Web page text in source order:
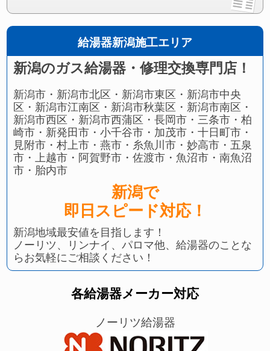
給湯器新潟施工エリア
新潟のガス給湯器・修理交換専門店！
新潟市・新潟市北区・新潟市東区・新潟市中央
区・新潟市江南区・新潟市秋葉区・新潟市南区・
新潟市西区・新潟市西蒲区・長岡市・三条市・柏
崎市・新発田市・小千谷市・加茂市・十日町市・
見附市・村上市・燕市・糸魚川市・妙高市・五泉
市・上越市・阿賀野市・佐渡市・魚沼市・南魚沼
市・胎内市
新潟で
即日スピード対応！
新潟地域最安値を目指します！
ノーリツ、リンナイ、パロマ他、給湯器のことな
らお気軽にご相談ください！
各給湯器メーカー対応
ノーリツ給湯器